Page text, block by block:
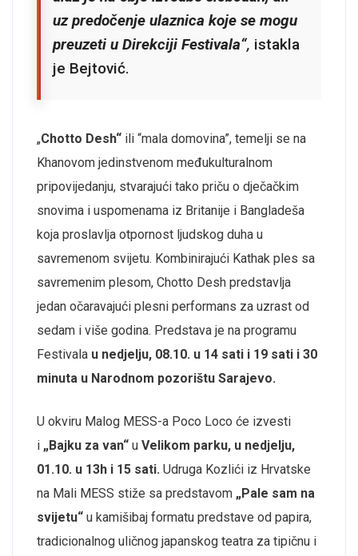
uz predočenje ulaznica koje se mogu
preuzeti u Direkciji Festivala“, istakla
je Bejtović.
„Chotto Desh“ ili “mala domovina”, temelji se na
Khanovom jedinstvenom međukulturalnom
pripovijedanju, stvarajući tako priču o dječačkim
snovima i uspomenama iz Britanije i Bangladeša
koja proslavlja otpornost ljudskog duha u
savremenom svijetu. Kombinirajući Kathak ples sa
savremenim plesom, Chotto Desh predstavlja
jedan očaravajući plesni performans za uzrast od
sedam i više godina. Predstava je na programu
Festivala u nedjelju, 08.10. u 14 sati i 19 sati i 30
minuta u Narodnom pozorištu Sarajevo.
U okviru Malog MESS-a Poco Loco će izvesti
i „Bajku za van“ u Velikom parku, u nedjelju,
01.10. u 13h i 15 sati. Udruga Kozlići iz Hrvatske
na Mali MESS stiže sa predstavom „Pale sam na
svijetu“ u kamišibaj formatu predstave od papira,
tradicionalnog uličnog japanskog teatra za tipičnu i